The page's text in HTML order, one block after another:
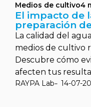
Medios de cultivo4
El impacto de
preparación
La calidad del
medios de cultivo
Descubre cómo
afecten tus
RAYPA Lab 14-07-